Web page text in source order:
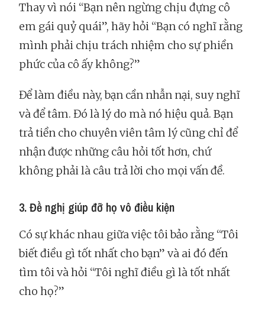
Thay vì nói “Bạn nên ngừng chịu đựng cô
em gái quỷ quái”, hãy hỏi “Bạn có nghĩ rằng
mình phải chịu trách nhiệm cho sự phiền
phức của cô ấy không?”
Để làm điều này, bạn cần nhẫn nại, suy nghĩ
và để tâm. Đó là lý do mà nó hiệu quả. Bạn
trả tiền cho chuyên viên tâm lý cũng chỉ để
nhận được những câu hỏi tốt hơn, chứ
không phải là câu trả lời cho mọi vấn đề.
3. Đề nghị giúp đỡ họ vô điều kiện
Có sự khác nhau giữa việc tôi bảo rằng “Tôi
biết điều gì tốt nhất cho bạn” và ai đó đến
tìm tôi và hỏi “Tôi nghĩ điều gì là tốt nhất
cho họ?”